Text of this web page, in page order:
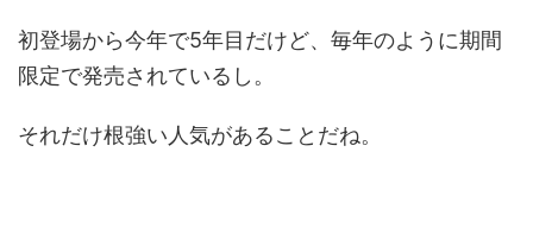
初登場から今年で5年目だけど、毎年のように期間
限定で発売されているし。
それだけ根強い人気があることだね。